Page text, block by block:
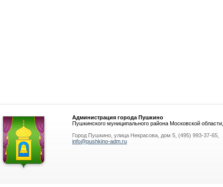
Администрация города Пушкино
Пушкинского муниципального района Московской области,
Город Пушкино, улица Некрасова, дом 5, (495) 993-37-65,
info@pushkino-adm.ru